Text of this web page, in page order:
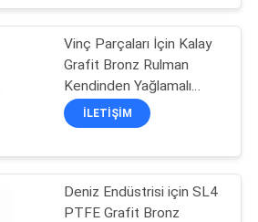
Burç
Vinç Parçaları İçin Kalay
Grafit Bronz Rulman
Kendinden Yağlamalı
Bronz Burç
İLETIŞIM
Deniz Endüstrisi için SL4
PTFE Grafit Bronz